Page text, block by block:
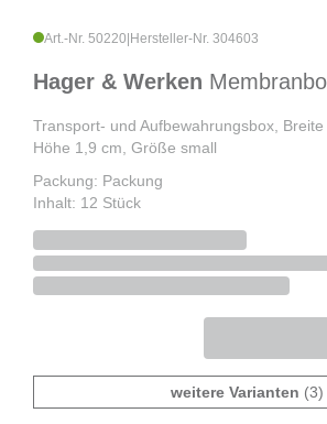
Art.-Nr. 50220 Hersteller-Nr. 304603
Hager & Werken
Transport- und Aufbewahrungsbox,
Höhe 1,9 cm, Größe small
Packung: Packung
Inhalt: 12 Stück
weitere Varianten (3)